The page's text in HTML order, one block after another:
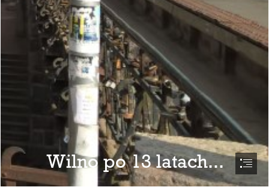
Wilno po 13 latach...